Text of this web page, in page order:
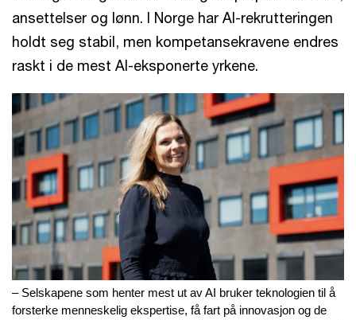
ansettelser og lønn. I Norge har AI-rekrutteringen
holdt seg stabil, men kompetansekravene endres
raskt i de mest AI-eksponerte yrkene.
– Selskapene som henter mest ut av AI bruker teknologien til å
forsterke menneskelig ekspertise, få fart på innovasjon og de